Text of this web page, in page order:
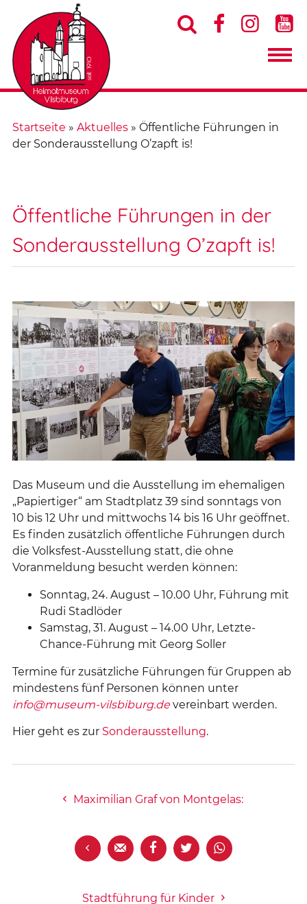
   
Startseite » Aktuelles» Öffentliche Führungen in
der Sonderausstellung O’zapft is!
Öffentliche Führungen in der
Sonderausstellung O’zapft is!
Das Museum und die Ausstellung im ehemaligen
„Papiertiger“ am Stadtplatz 39 sind sonntags von
10 bis 12 Uhr und mittwochs 14 bis 16 Uhr geöffnet.
Es finden zusätzlich öffentliche Führungen durch
die Volksfest-Ausstellung statt, die ohne
Voranmeldung besucht werden können:
Sonntag, 24. August – 10.00 Uhr, Führung mit
Rudi Stadlöder
Samstag, 31. August – 14.00 Uhr, Letzte-
Chance-Führung mit Georg Soller
Termine für zusätzliche Führungen für Gruppen ab
mindestens fünf Personen können unter
info@museum-vilsbiburg.devereinbart werden.
Hier geht es zur Sonderausstellung.
Maximilian Graf von Montgelas:
    
Stadtführung für Kinder